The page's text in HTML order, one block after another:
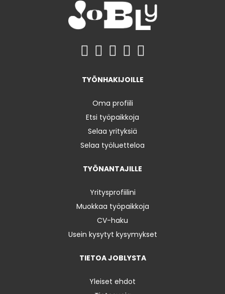
TYÖNHAKIJOILLE
Oma profiili
Etsi työpaikkoja
Selaa yrityksiä
Selaa työluetteloa
TYÖNANTAJILLE
Yritysprofiilini
Muokkaa työpaikkoja
CV-haku
Usein kysytyt kysymykset
TIETOA JOBLYSTA
Yleiset ehdot